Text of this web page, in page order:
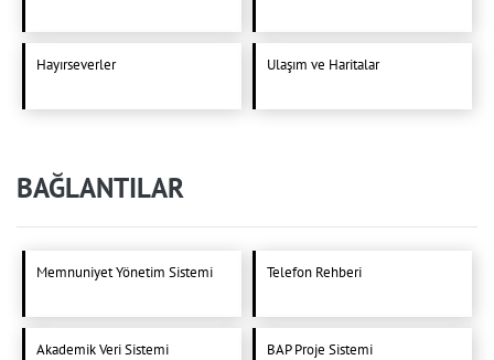
Hayırseverler Ulaşım ve Haritalar
BAĞLANTILAR
Memnuniyet Yönetim Sistemi Telefon Rehberi
Akademik Veri Sistemi BAP Proje Sistemi